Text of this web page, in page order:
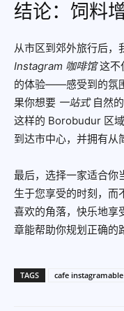
结论：饲料
从市区到郊外旅行后，
Instagram 咖啡馆这不
的体验——感受到的氛
果你想要 一站式自然
这样的 Borobudur 区
到达市中心，并拥有从
最后，选择一家适合你
生于您享受的时刻，而
喜欢的角落，快乐地
章能帮助你规划正确的
TAGS cafe